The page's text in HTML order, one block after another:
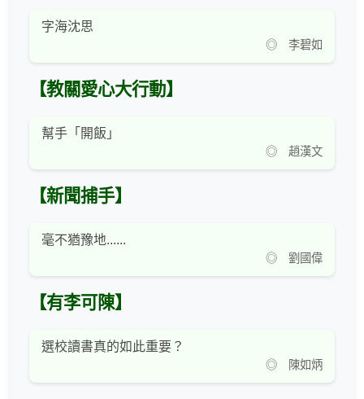
字海沈思
◎ 李碧如
【教關愛心大行動】
幫手「開飯」
◎ 趙漢文
【新聞捕手】
毫不猶豫地......
◎ 劉國偉
【有李可陳】
選校讀書真的如此重要？
◎ 陳如炳